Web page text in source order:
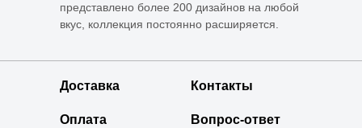
представлено более 200 дизайнов на любой
вкус, коллекция постоянно расширяется.
Оплата
Доставка
Вопрос-ответ
Контакты